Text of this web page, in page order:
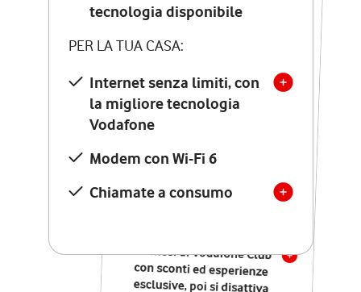
tecnologia disponibile
PER LA TUA CASA:
Internet senza limiti, con
la migliore tecnologia
Vodafone
Modem con Wi-Fi 6
Chiamate a consumo
tecnologia disponibile
PER LA TUA CASA:
Internet senza limiti, con
la migliore tecnologia
Vodafone
Modem Seven con Wi-Fi 7
Chiamate illimitate verso
numeri fissi e mobili
nazionali
12 mesi di Vodafone Club
con sconti ed esperienze
esclusive, poi si disattiva